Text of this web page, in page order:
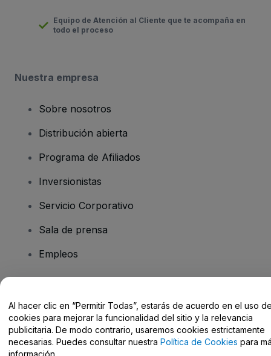
Equipo de Atención al Cliente que te acompaña en
todo el proceso
Nuestra empresa
Sobre nosotros
Distribución abierta
Programa de Afiliados
Inversionistas
Servicio Corporativo
Sala de prensa
Empleos
Centro de Ayuda / Contacto
Al hacer clic en “Permitir Todas”, estarás de acuerdo en el uso
cookies para mejorar la funcionalidad del sitio y la relevancia
publicitaria. De modo contrario, usaremos cookies estrictamente
necesarias. Puedes consultar nuestra Política de Cookies para
información.